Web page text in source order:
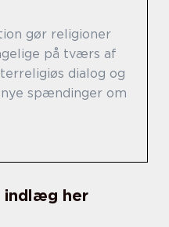
gør religioner
på tværs af
dialog og
spændinger om
indlæg her